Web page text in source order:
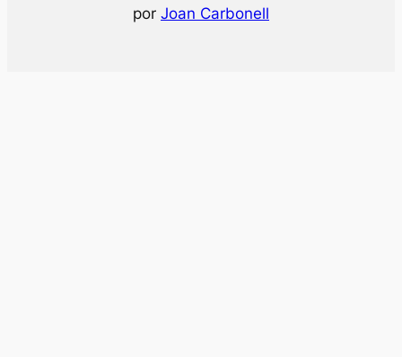
por Joan Carbonell